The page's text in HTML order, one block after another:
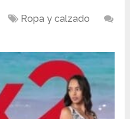
Ropa y calzado